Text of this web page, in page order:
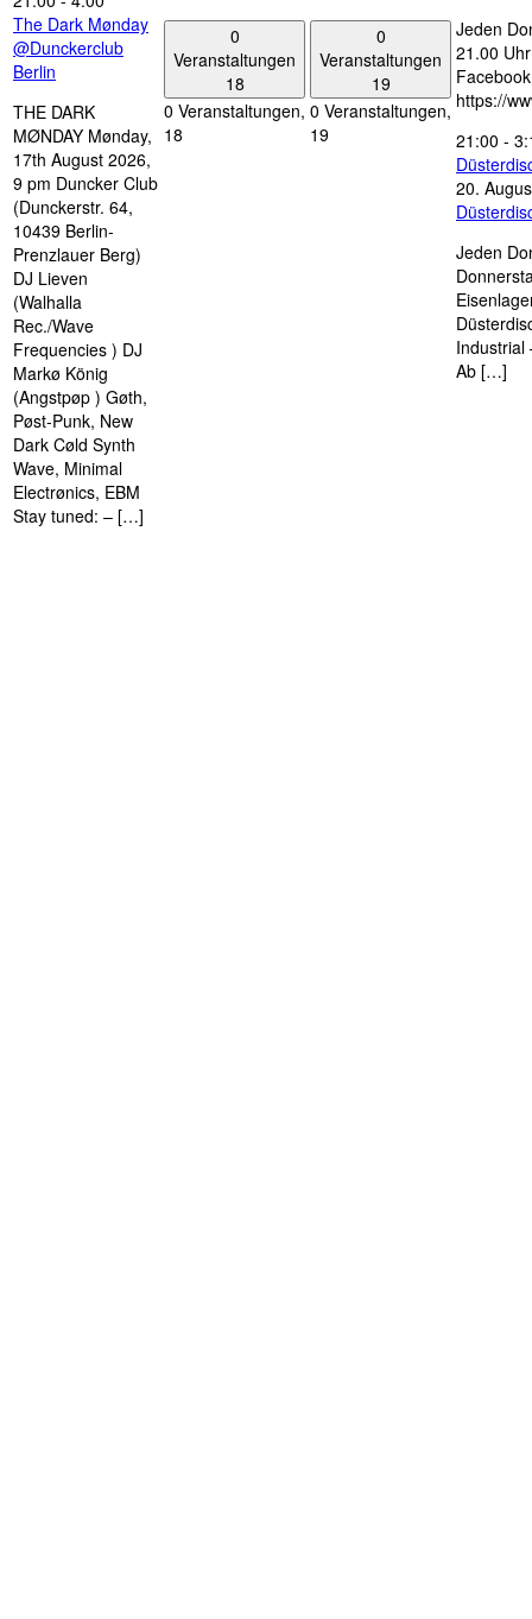
The Dark Mønday
@Dunckerclub
Berlin
THE DARK
MØNDAY Mønday,
17th August 2026,
9 pm Duncker Club
(Dunckerstr. 64,
10439 Berlin-
Prenzlauer Berg)
DJ Lieven
(Walhalla
Rec./Wave
Frequencies ) DJ
Markø König
(Angstpøp ) Gøth,
Pøst-Punk, New
Dark Cøld Synth
Wave, Minimal
Electrønics, EBM
Stay tuned: – […]
0
Veranstaltungen
18
0 Veranstaltungen,
18
0
Veranstaltungen
19
0 Veranstaltungen,
19
Jeden
21.00
https://
21:00 -
20.
Jeden
Industrial
Ab […]